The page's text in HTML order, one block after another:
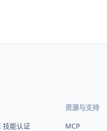
技能认证
资源与支持
MCP